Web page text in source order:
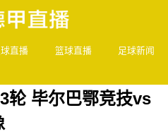
球直播 篮球直播
足球新闻
轮 毕尔巴鄂竞技vs